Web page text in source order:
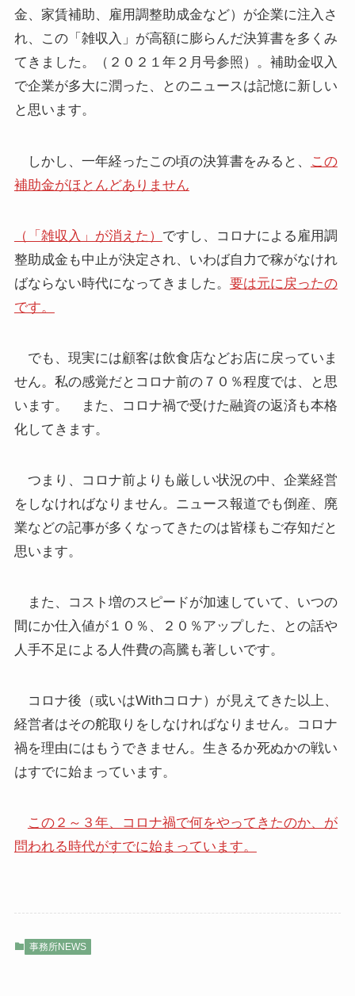
金、家賃補助、雇用調整助成金など）が企業に注入さ
れ、この「雑収入」が高額に膨らんだ決算書を多くみ
てきました。（２０２１年２月号参照）。補助金収入
で企業が多大に潤った、とのニュースは記憶に新しい
と思います。
しかし、一年経ったこの頃の決算書をみると、
この
補助金がほとんどありません
（「雑収入」が消えた） ですし、コロナによる雇用調
整助成金も中止が決定され、いわば自力で稼がなけれ
ばならない時代になってきました。 要は元に戻ったの
です。
でも、現実には顧客は飲食店などお店に戻っていま
せん。私の感覚だとコロナ前の７０％程度では、と思
います。 また、コロナ禍で受けた融資の返済も本格
化してきます。
つまり、コロナ前よりも厳しい状況の中、企業経営
をしなければなりません。ニュース報道でも倒産、廃
業などの記事が多くなってきたのは皆様もご存知だと
思います。
また、コスト増のスピードが加速していて、いつの
間にか仕入値が１０％、２０％アップした、との話や
人手不足による人件費の高騰も著しいです。
コロナ後（或いはWithコロナ）が見えてきた以上、
経営者はその舵取りをしなければなりません。コロナ
禍を理由にはもうできません。生きるか死ぬかの戦い
はすでに始まっています。
この２～３年、コロナ禍で何をやってきたのか、が
問われる時代がすでに始まっています。
事務所NEWS